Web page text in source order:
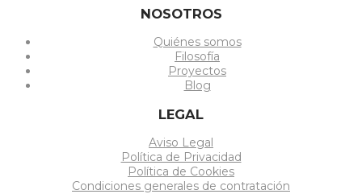
NOSOTROS
Quiénes somos
Filosofía
Proyectos
Blog
LEGAL
Aviso Legal
Política de Privacidad
Política de Cookies
Condiciones generales de contratación